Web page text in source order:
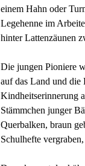
einem Hahn oder
Legehenne im
hinter Lattenzäunen
Die jungen Pioniere
auf das Land und die
Kindheitserinnerung
Stämmchen junger
Querbalken, braun
Schulhefte